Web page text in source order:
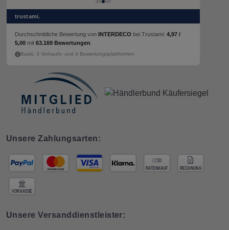
trustami.
Durchschnittliche Bewertung von INTERDECO bei Trustami: 4,97 /
5,00 mit 63.169 Bewertungen.
Basis: 3 Verkaufs- und 4 Bewertungsplattformen
Unsere Zahlungsarten:
Unsere Versanddienstleister: